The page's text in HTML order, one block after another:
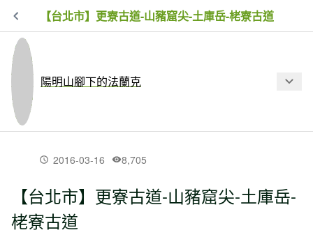
【台北市】更寮古道-山豬窟尖-土庫岳-栳寮古道
陽明山腳下的法蘭克
最新文章
【台北市】二子坪-小觀音西西峰-清風
2016-03-16 8,705
【台北市】更寮古道-山豬窟尖-土庫岳-
栳寮古道